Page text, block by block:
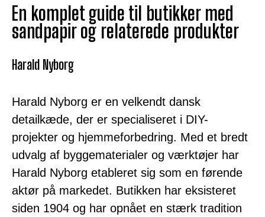
En komplet guide til butikker med
sandpapir og relaterede produkter
Harald Nyborg
Harald Nyborg er en velkendt dansk
detailkæde, der er specialiseret i DIY-
projekter og hjemmeforbedring. Med et bredt
udvalg af byggematerialer og værktøjer har
Harald Nyborg etableret sig som en førende
aktør på markedet. Butikken har eksisteret
siden 1904 og har opnået en stærk tradition